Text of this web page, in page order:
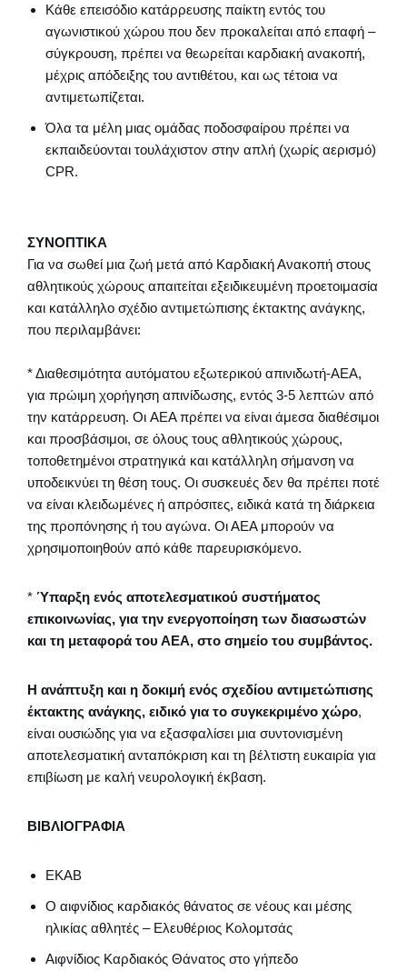
Κάθε επεισόδιο κατάρρευσης παίκτη εντός του
αγωνιστικού χώρου που δεν προκαλείται από επαφή –
σύγκρουση, πρέπει να θεωρείται καρδιακή ανακοπή,
μέχρις απόδειξης του αντιθέτου, και ως τέτοια να
αντιμετωπίζεται.
Όλα τα μέλη μιας ομάδας ποδοσφαίρου πρέπει να
εκπαιδεύονται τουλάχιστον στην απλή (χωρίς αερισμό)
CPR.
ΣΥΝΟΠΤΙΚΑ
Για να σωθεί μια ζωή μετά από Καρδιακή Ανακοπή στους
αθλητικούς χώρους απαιτείται εξειδικευμένη προετοιμασία
και κατάλληλο σχέδιο αντιμετώπισης έκτακτης ανάγκης,
που περιλαμβάνει:
* Διαθεσιμότητα αυτόματου εξωτερικού απινιδωτή-AEA,
για πρώιμη χορήγηση απινίδωσης, εντός 3-5 λεπτών από
την κατάρρευση. Οι AEA πρέπει να είναι άμεσα διαθέσιμοι
και προσβάσιμοι, σε όλους τους αθλητικούς χώρους,
τοποθετημένοι στρατηγικά και κατάλληλη σήμανση να
υποδεικνύει τη θέση τους. Οι συσκευές δεν θα πρέπει ποτέ
να είναι κλειδωμένες ή απρόσιτες, ειδικά κατά τη διάρκεια
της προπόνησης ή του αγώνα. Οι ΑΕΑ μπορούν να
χρησιμοποιηθούν από κάθε παρευρισκόμενο.
* Ύπαρξη ενός αποτελεσματικού συστήματος
επικοινωνίας, για την ενεργοποίηση των διασωστών
και τη μεταφορά του ΑΕΑ, στο σημείο του συμβάντος.
Η ανάπτυξη και η δοκιμή ενός σχεδίου αντιμετώπισης
έκτακτης ανάγκης, ειδικό για το συγκεκριμένο χώρο,
είναι ουσιώδης για να εξασφαλίσει μια συντονισμένη
αποτελεσματική ανταπόκριση και τη βέλτιστη ευκαιρία για
επιβίωση με καλή νευρολογική έκβαση.
ΒΙΒΛΙΟΓΡΑΦΙΑ
ΕΚΑΒ
Ο αιφνίδιος καρδιακός θάνατος σε νέους και μέσης
ηλικίας αθλητές – Ελευθέριος Κολομτσάς
Αιφνίδιος Καρδιακός Θάνατος στο γήπεδο